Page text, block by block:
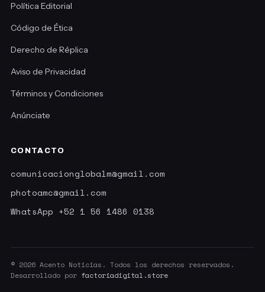
Política Editorial
Código de Ética
Derecho de Réplica
Aviso de Privacidad
Términos y Condiciones
Anúnciate
CONTACTO
comunicacionglobalm@gmail.com
photoamc@gmail.com
WhatsApp +52 1 56 1486 0138
© 2026 Acento Noticias. Todos los derechos reservados.
Desarrollado por factoriadigital.store